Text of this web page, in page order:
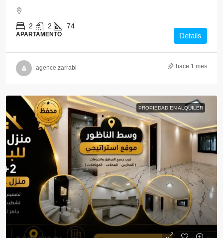
2 2 74
APARTAMENTO Details
agence zarrabi hace 1 mes
PROPIEDAD EN ALQUILER